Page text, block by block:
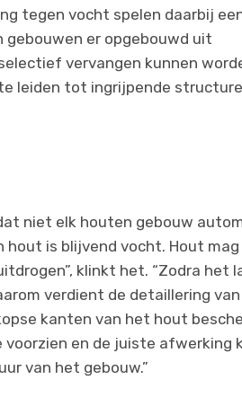
tegen vocht spelen daarbij
gebouwen er opgebouwd uit
vervangen kunnen
leiden tot ingrijpende
niet elk houten gebouw
hout is blijvend vocht. Hout
klinkt het. “Zodra het
verdient de detaillering van
kanten van het hout
en de juiste afwerking
van het gebouw.”